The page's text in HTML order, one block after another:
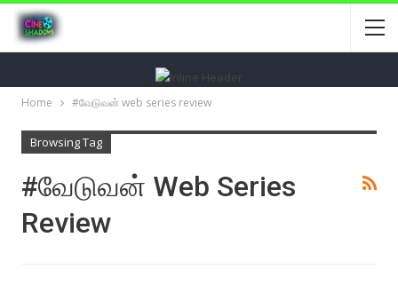
Home #வேடுவன் web series review
Browsing Tag
#வேடுவன் Web Series
Review